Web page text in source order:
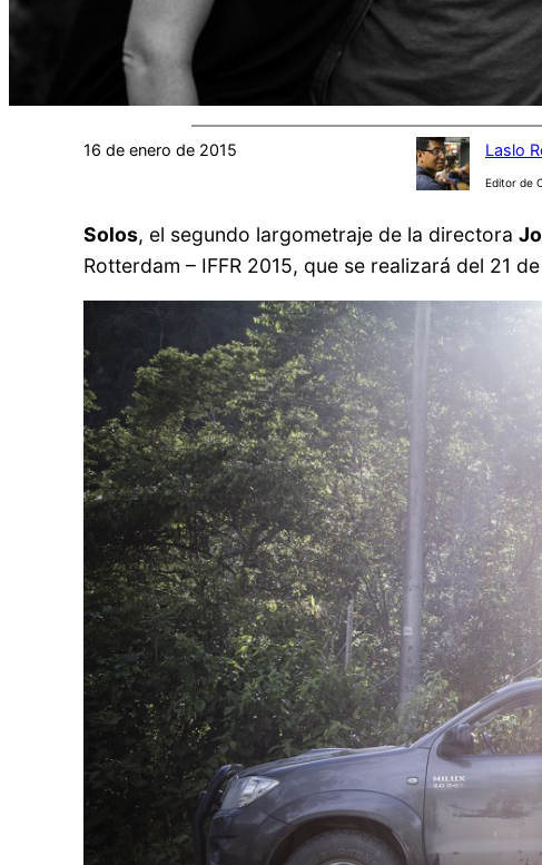
16 de enero de 2015 Laslo
Editor de
Solos, el segundo largometraje de la directora
Rotterdam – IFFR 2015, que se realizará del 21